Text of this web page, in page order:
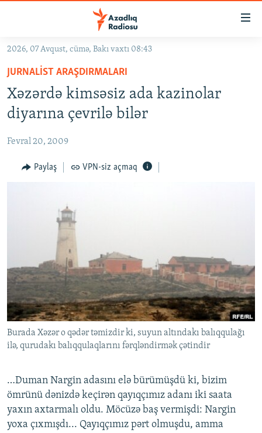
Əsas
qayıt
Əsas
naviqasiyaya
qayıt
Axtarışa
GÜNDƏM
KORRUPSIOMETR
#ƏSLINDƏ
FƏRQƏ BAX
QANUNI DOĞRU
MULTIMEDIA
FOTOQALEREYA
İNFOQRAFIKA
KARIKATURA
RADIO ARXIV
AZƏRBAYCAN ƏDƏBIYYATI KITABXANASI
İSLAM VƏ DEMOKRATIYA
İZ - MƏDƏNIYYƏT PROQRAMI
HAQQIMIZDA
MISSIYAMIZ
PEŞƏ ETIKASI VƏ JURNALISTIKA STANDARTLARIMIZ
MATERIALLARIMIZDAN ISTIFADƏ
AZADLIQRADIOSU MOBIL TELEFONUNUZDA
XƏBƏR BÜLLETENLƏRIMIZ
BIZI IZLƏ
RFE/RL-in bütün saytları
2026, 07 Avqust, cümə, Bakı vaxtı 08:43
JURNALIST ARAŞDIRMALARI
Xəzərdə kimsəsiz ada kazinolar
diyarına çevrilə bilər
Fevral 20, 2009
Paylaş VPN-siz açmaq
Burada Xəzər o qədər təmizdir ki, suyun altındakı balıqqulağı
ilə, qurudakı balıqqulaqlarını fərqləndirmək çətindir
…Duman Nargin adasını elə bürümüşdü ki, bizim
ömrünü dənizdə keçirən qayıqçımız adanı iki saata
yaxın axtarmalı oldu. Möcüzə baş vermişdi: Nargin
yoxa çıxmışdı... Qayıqçımız pərt olmuşdu, amma